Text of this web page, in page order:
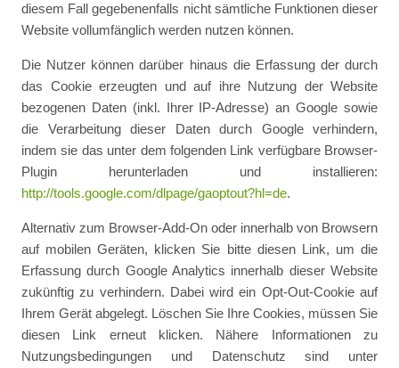
diesem Fall gegebenenfalls nicht sämtliche Funktionen dieser
Website vollumfänglich werden nutzen können.
Die Nutzer können darüber hinaus die Erfassung der durch
das Cookie erzeugten und auf ihre Nutzung der Website
bezogenen Daten (inkl. Ihrer IP-Adresse) an Google sowie
die Verarbeitung dieser Daten durch Google verhindern,
indem sie das unter dem folgenden Link verfügbare Browser-
Plugin herunterladen und installieren:
http://tools.google.com/dlpage/gaoptout?hl=de.
Alternativ zum Browser-Add-On oder innerhalb von Browsern
auf mobilen Geräten, klicken Sie bitte diesen Link, um die
Erfassung durch Google Analytics innerhalb dieser Website
zukünftig zu verhindern. Dabei wird ein Opt-Out-Cookie auf
Ihrem Gerät abgelegt. Löschen Sie Ihre Cookies, müssen Sie
diesen Link erneut klicken. Nähere Informationen zu
Nutzungsbedingungen und Datenschutz sind unter